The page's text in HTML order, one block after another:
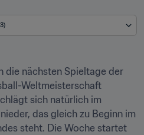
die nächsten Spieltage der
Weltmeisterschaft
sich natürlich im
nieder, das gleich zu Beginn im
steht. Die Woche startet